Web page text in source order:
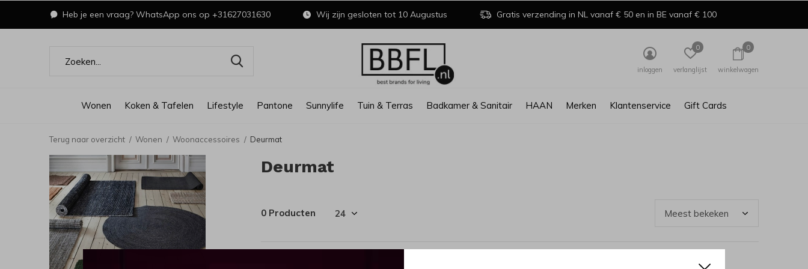
Wonen Koken & Tafelen Lifestyle Pantone Sunnylife Tuin & Terras Badkamer & Sanitair HAAN Merken Klantenservice Gift Cards
inloggen verlanglijst
0
winkelwagen
0
Heb je een vraag? WhatsApp ons op +31627031630 Wij zijn gesloten tot 10 Augustus Gratis verzending in NL vanaf € 50 en in BE vanaf € 100
Terug naar overzicht Wonen Woonaccessoires Deurmat
Deurmat
0 Producten